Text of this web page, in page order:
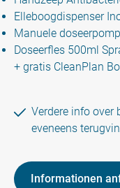
Elleboogdispenser
Manuele
Doseerfles 500ml
+ gratis CleanPlan
Verdere info over
eveneens
Informationen